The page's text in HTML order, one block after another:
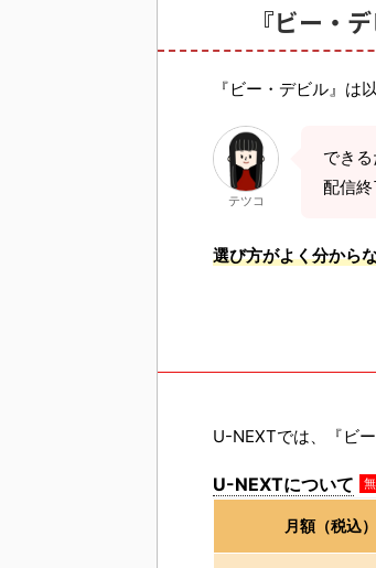
『ビー・
『ビー・デビル』は
テツコ
でき
配信
選び方がよく分から
U-NEXTでは、『ビ
U-NEXTについて
月額（税込）